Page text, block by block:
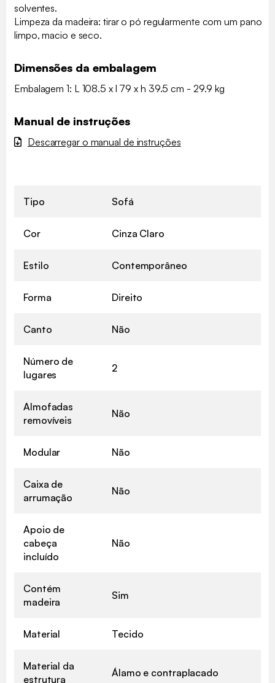
solventes.
Limpeza da madeira: tirar o pó regularmente com um pano
limpo, macio e seco.
Dimensões da embalagem
Embalagem 1: L 108.5 x l 79 x h 39.5 cm - 29.9 kg
Manual de instruções
Descarregar o manual de instruções
Tipo Sofá
Cor Cinza Claro
Estilo Contemporâneo
Forma Direito
Canto Não
Número de
lugares
2
Almofadas
removíveis
Não
Modular Não
Caixa de
arrumação
Não
Apoio de
cabeça
incluído
Não
Contém
madeira
Sim
Material Tecido
Material da
estrutura
Álamo e contraplacado